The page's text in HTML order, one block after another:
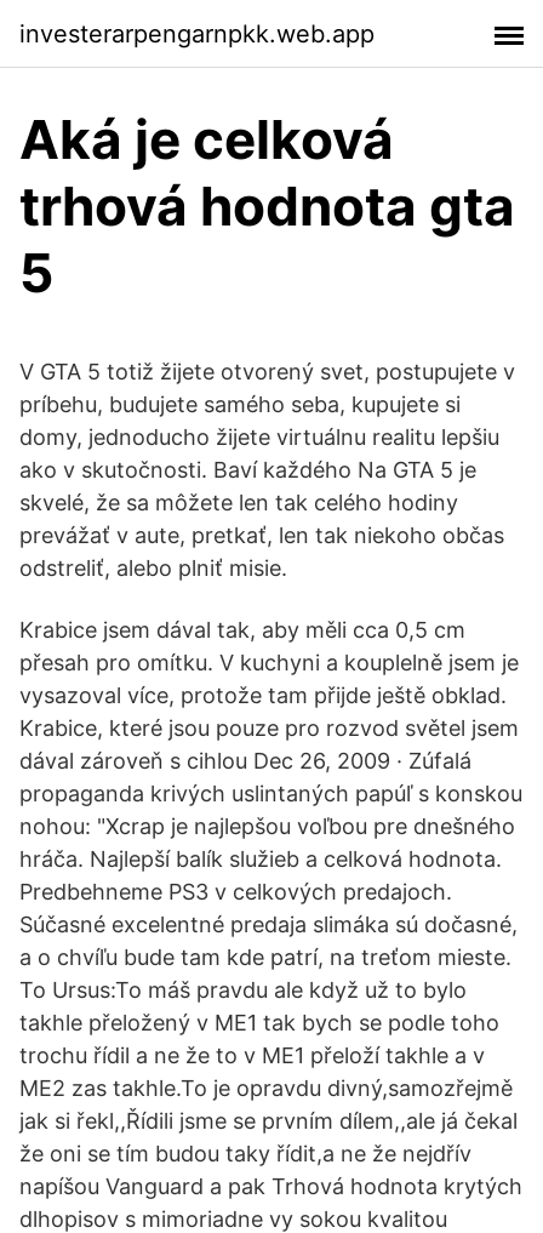
investerarpengarnpkk.web.app
Aká je celková
trhová hodnota gta
5
V GTA 5 totiž žijete otvorený svet, postupujete v
príbehu, budujete samého seba, kupujete si
domy, jednoducho žijete virtuálnu realitu lepšiu
ako v skutočnosti. Baví každého Na GTA 5 je
skvelé, že sa môžete len tak celého hodiny
prevážať v aute, pretkať, len tak niekoho občas
odstreliť, alebo plniť misie.
Krabice jsem dával tak, aby měli cca 0,5 cm
přesah pro omítku. V kuchyni a kouplelně jsem je
vysazoval více, protože tam přijde ještě obklad.
Krabice, které jsou pouze pro rozvod světel jsem
dával zároveň s cihlou Dec 26, 2009 · Zúfalá
propaganda krivých uslintaných papúľ s konskou
nohou: "Xcrap je najlepšou voľbou pre dnešného
hráča. Najlepší balík služieb a celková hodnota.
Predbehneme PS3 v celkových predajoch.
Súčasné excelentné predaja slimáka sú dočasné,
a o chvíľu bude tam kde patrí, na treťom mieste.
To Ursus:To máš pravdu ale když už to bylo
takhle přeložený v ME1 tak bych se podle toho
trochu řídil a ne že to v ME1 přeloží takhle a v
ME2 zas takhle.To je opravdu divný,samozřejmě
jak si řekl,,Řídili jsme se prvním dílem,,ale já čekal
že oni se tím budou taky řídit,a ne že nejdřív
napíšou Vanguard a pak Trhová hodnota krytých
dlhopisov s mimoriadne vy­ sokou kvalitou